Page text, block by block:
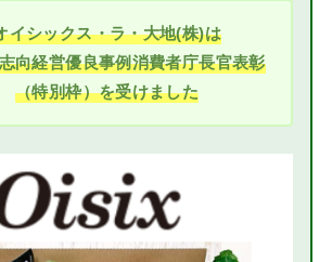
イシックス・ラ・大地(株)は
向経営優良事例消費者庁長官表彰
（特別枠）を受けました